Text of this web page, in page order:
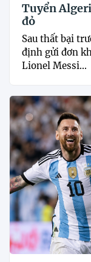
Tuyển
đỏ
Sau thất bại
định gửi đơn
Lionel Messi...